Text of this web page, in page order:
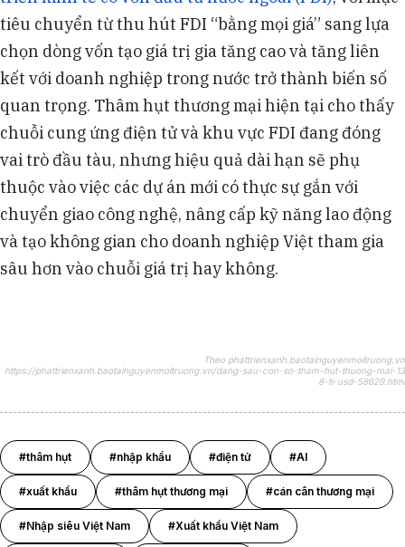
tiêu chuyển từ thu hút FDI “bằng mọi giá” sang lựa
chọn dòng vốn tạo giá trị gia tăng cao và tăng liên
kết với doanh nghiệp trong nước trở thành biến số
quan trọng. Thâm hụt thương mại hiện tại cho thấy
chuỗi cung ứng điện tử và khu vực FDI đang đóng
vai trò đầu tàu, nhưng hiệu quả dài hạn sẽ phụ
thuộc vào việc các dự án mới có thực sự gắn với
chuyển giao công nghệ, nâng cấp kỹ năng lao động
và tạo không gian cho doanh nghiệp Việt tham gia
sâu hơn vào chuỗi giá trị hay không.
Theo phattrienxanh.baotainguyenmoitruong.vn
https://phattrienxanh.baotainguyenmoitruong.vn/dang-sau-con-so-tham-hut-thuong-mai-13
8-ti-usd-58629.html
#thâm hụt #nhập khẩu #điện tử #AI
#xuất khẩu #thâm hụt thương mại #cán cân thương mại
#Nhập siêu Việt Nam #Xuất khẩu Việt Nam